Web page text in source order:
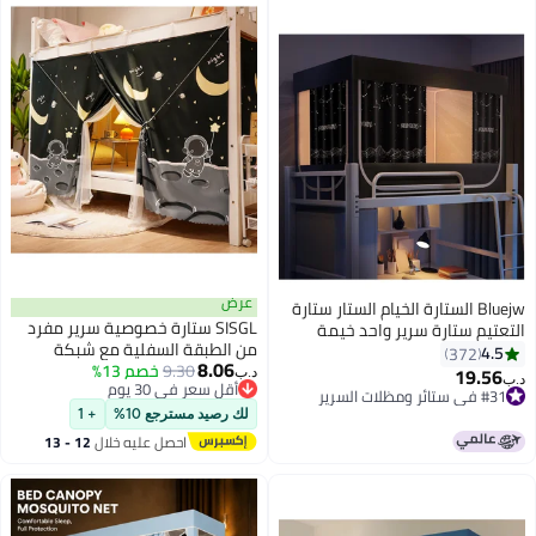
Bluejw الستارة الخيام الستار ستارة
ستارة سرير واحد خيمة
طالب التظليل القماش السرير
ناموسية الطالب النوم
الخصوصية
372
19.56
ومظلات السرير
سعر في 30 يوم
ومظلات السرير
عرض
SISGL ستارة خصوصية سرير مفرد
من الطبقة السفلية مع شبكة
ناموسية خيمة سرير للطلاب في
السكن المنزلي ستائر سرير مظلة
ستائر حجب ضوء قابلة للتنفس
مضادة للغبار للسرير المفرد
8.06
9.30خصم 13%
أقل سعر في 30 يوم
أقل سعر في 30 يوم
لك رصيد مسترجع 10% + 1
احصل عليه خلال 12 - 13